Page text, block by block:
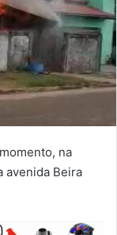
na
avenida Beira